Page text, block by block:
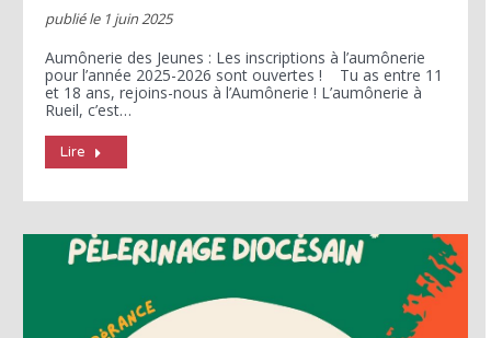
publié le 1 juin 2025
Aumônerie des Jeunes : Les inscriptions à l’aumônerie
pour l’année 2025-2026 sont ouvertes ! Tu as entre 11
et 18 ans, rejoins-nous à l’Aumônerie ! L’aumônerie à
Rueil, c’est…
Lire